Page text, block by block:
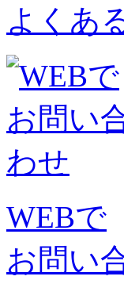
よくあ
WEBで
お問い